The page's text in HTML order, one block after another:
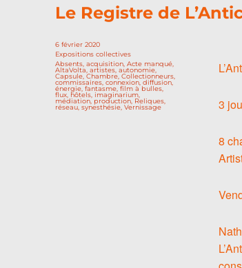
Le Registre de
3
8
Publié
6 février 2020
Catégories
Expositions collectives
Étiquettes
Absents ,acquisition ,Acte manqué
AltaVolta ,artistes ,autonomie
Capsule ,Chambre ,Collectionneurs
commissaires ,connexion ,diffusion
énergie ,fantasme ,film à bulles
flux hôtels imaginarium
médiation, production Reliques
réseau ,synesthésie ,Vernissage